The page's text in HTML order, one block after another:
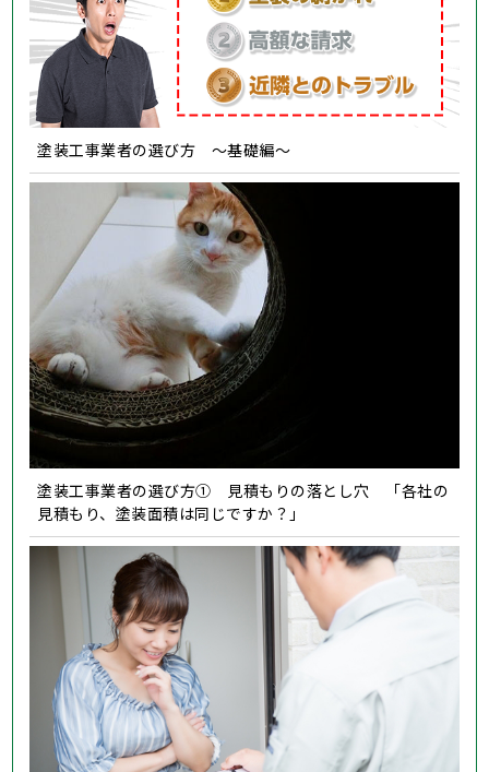
塗装工事業者の選び方 ～基礎編～
塗装工事業者の選び方① 見積もりの落とし穴 「各社の
見積もり、塗装面積は同じですか？」